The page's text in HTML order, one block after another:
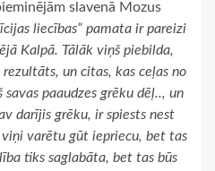
slavenā Mozus
liecības” pamata ir pareizi
Kalpā. Tālāk viņš piebilda,
un citas, kas ceļas no
paaudzes grēku dēļ.., un
darījis grēku, ir spiests nest
varētu gūt iepriecu, bet tas
tiks saglabāta, bet tas būs